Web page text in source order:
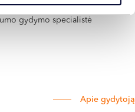
gydymo specialistė
Apie gydytoją